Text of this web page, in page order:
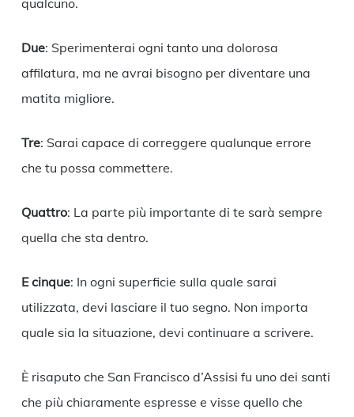
Due: Sperimenterai ogni tanto una dolorosa
affilatura, ma ne avrai bisogno per diventare una
matita migliore.
Tre: Sarai capace di correggere qualunque errore
che tu possa commettere.
Quattro: La parte più importante di te sarà sempre
quella che sta dentro.
E cinque: In ogni superficie sulla quale sarai
utilizzata, devi lasciare il tuo segno. Non importa
quale sia la situazione, devi continuare a scrivere.
È risaputo che San Francisco d’Assisi fu uno dei santi
che più chiaramente espresse e visse quello che